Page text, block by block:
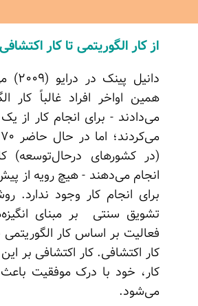
از کار الگوریتمی تا کار اکتشافی
دانیل
همین اواخر افراد غالباً کار
می‌دادند - برای انجام کار از
(در کشورهای درحال‌توسعه)
انجام می‌دهند - هیچ رویه از
برای انجام کار وجود ندارد.
تشویق سنتی بر مبنای
فعالیت بر اساس کار الگوریتمی
کار اکتشافی. کار اکتشافی بر
کار، خود با درک موفقیت
می‌شود.